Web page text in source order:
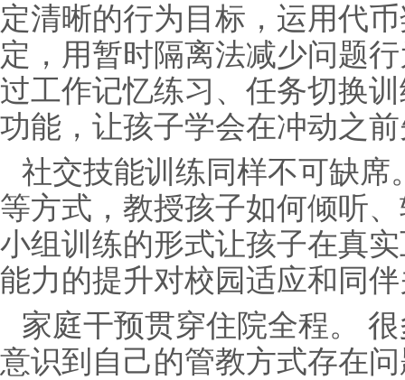
定清晰的行为目标，运用代
定，用暂时隔离法减少问题
过工作记忆练习、任务切换
功能，让孩子学会在冲动之
社交技能训练同样不可缺
等方式，教授孩子如何倾听
小组训练的形式让孩子在真
能力的提升对校园适应和同
家庭干预贯穿住院全程。
意识到自己的管教方式存在